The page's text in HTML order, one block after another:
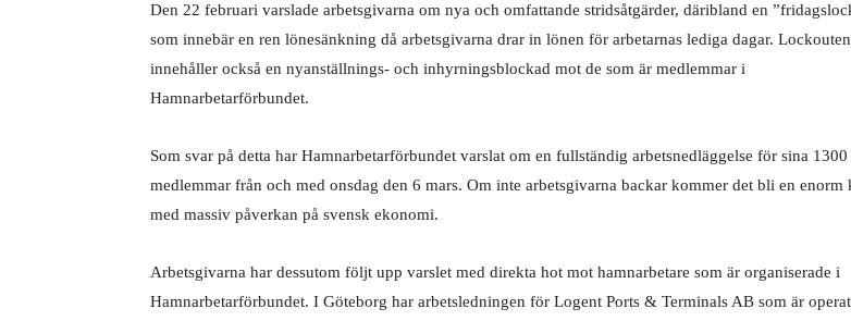
Den 22 februari varslade arbetsgivarna om nya och omfattande stridsåtgärder, däribland en
som innebär en ren lönesänkning då arbetsgivarna drar in lönen för arbetarnas lediga dagar. Lockouten
innehåller också en nyanställnings- och inhyrningsblockad mot de som är medlemmar i
Hamnarbetarförbundet.
Som svar på detta har Hamnarbetarförbundet varslat om en fullständig arbetsnedläggelse för sina 1300
medlemmar från och med onsdag den 6 mars. Om inte arbetsgivarna backar kommer det bli en
med massiv påverkan på svensk ekonomi.
Arbetsgivarna har dessutom följt upp varslet med direkta hot mot hamnarbetare som är organiserade i
Hamnarbetarförbundet. I Göteborg har arbetsledningen för Logent Ports & Terminals AB som är